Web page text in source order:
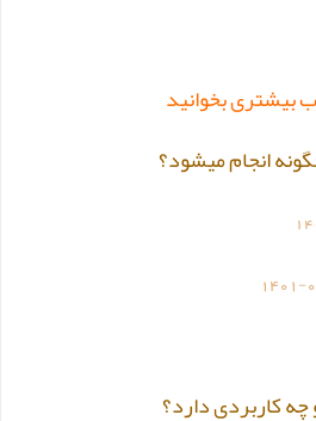
بیشتری بخوانید
انجام میشود؟
1401-
کاربردی دارد؟